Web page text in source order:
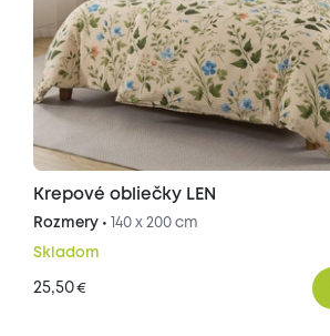
Krepové obliečky LEN
Rozmery • 140 x 200 cm
Skladom
25,50€